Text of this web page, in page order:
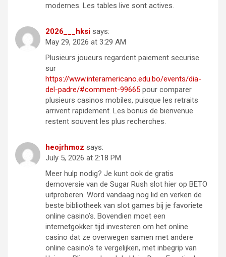
modernes. Les tables live sont actives.
2026___hksi says:
May 29, 2026 at 3:29 AM
Plusieurs joueurs regardent paiement securise
sur
https://www.interamericano.edu.bo/events/dia-
del-padre/#comment-99665 pour comparer
plusieurs casinos mobiles, puisque les retraits
arrivent rapidement. Les bonus de bienvenue
restent souvent les plus recherches.
heojrhmoz says:
July 5, 2026 at 2:18 PM
Meer hulp nodig? Je kunt ook de gratis
demoversie van de Sugar Rush slot hier op BETO
uitproberen. Word vandaag nog lid en verken de
beste bibliotheek van slot games bij je favoriete
online casino’s. Bovendien moet een
internetgokker tijd investeren om het online
casino dat ze overwegen samen met andere
online casino’s te vergelijken, met inbegrip van